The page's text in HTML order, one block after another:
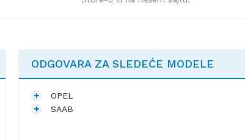
ODGOVARA ZA SLEDEĆE MODELE
OPEL
SAAB